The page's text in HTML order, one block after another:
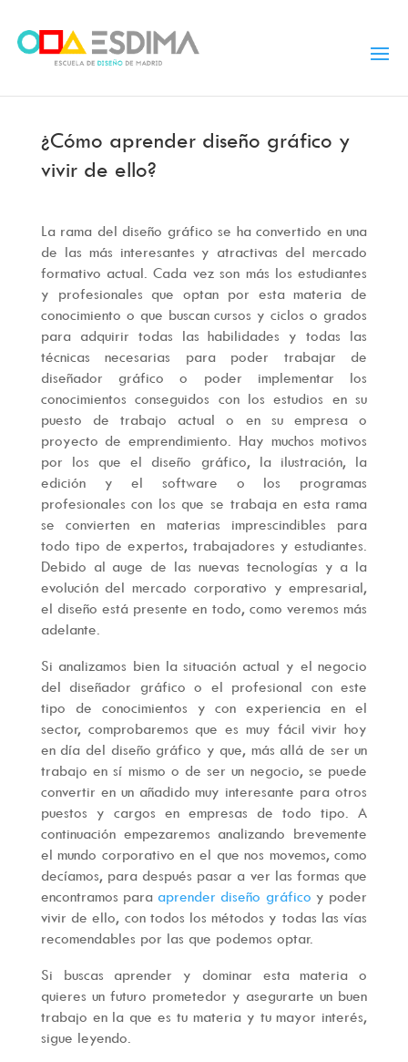
¿Cómo aprender diseño gráfico y
vivir de ello?
La rama del diseño gráfico se ha convertido en una
de las más interesantes y atractivas del mercado
formativo actual. Cada vez son más los estudiantes
y profesionales que optan por esta materia de
conocimiento o que buscan cursos y ciclos o grados
para adquirir todas las habilidades y todas las
técnicas necesarias para poder trabajar de
diseñador gráfico o poder implementar los
conocimientos conseguidos con los estudios en su
puesto de trabajo actual o en su empresa o
proyecto de emprendimiento. Hay muchos motivos
por los que el diseño gráfico, la ilustración, la
edición y el software o los programas
profesionales con los que se trabaja en esta rama
se convierten en materias imprescindibles para
todo tipo de expertos, trabajadores y estudiantes.
Debido al auge de las nuevas tecnologías y a la
evolución del mercado corporativo y empresarial,
el diseño está presente en todo, como veremos más
adelante.
Si analizamos bien la situación actual y el negocio
del diseñador gráfico o el profesional con este
tipo de conocimientos y con experiencia en el
sector, comprobaremos que es muy fácil vivir hoy
en día del diseño gráfico y que, más allá de ser un
trabajo en sí mismo o de ser un negocio, se puede
convertir en un añadido muy interesante para otros
puestos y cargos en empresas de todo tipo. A
continuación empezaremos analizando brevemente
el mundo corporativo en el que nos movemos, como
decíamos, para después pasar a ver las formas que
encontramos para aprender diseño gráfico y poder
vivir de ello, con todos los métodos y todas las vías
recomendables por las que podemos optar.
Si buscas aprender y dominar esta materia o
quieres un futuro prometedor y asegurarte un buen
trabajo en la que es tu materia y tu mayor interés,
sigue leyendo.